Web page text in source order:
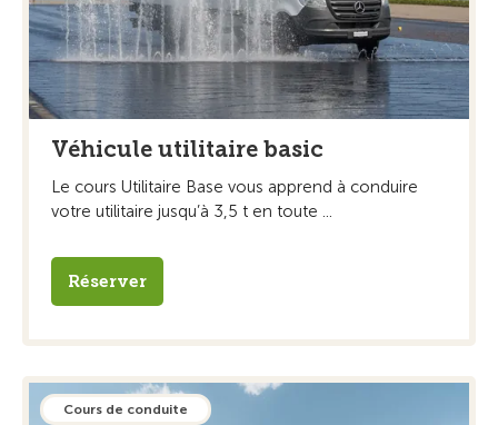
Véhicule utilitaire basic
Le cours Utilitaire Base vous apprend à conduire
votre utilitaire jusqu’à 3,5 t en toute ...
Réserver
Cours de conduite